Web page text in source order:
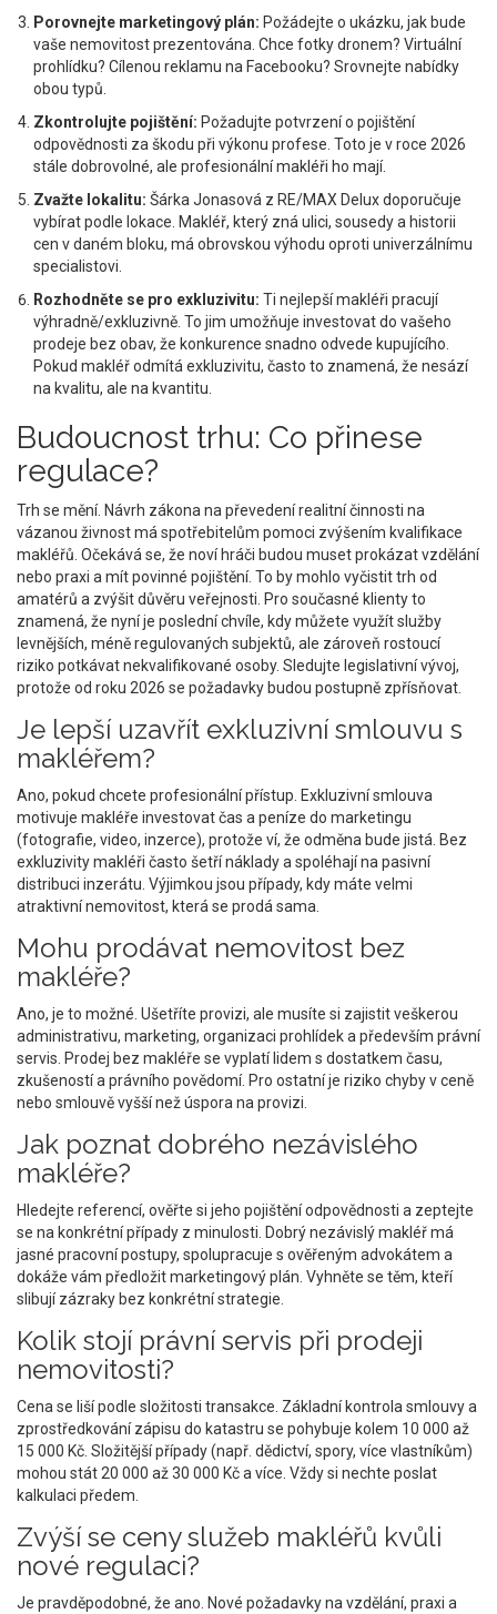
Porovnejte marketingový plán: Požádejte o ukázku, jak bude
vaše nemovitost prezentována. Chce fotky dronem? Virtuální
prohlídku? Cílenou reklamu na Facebooku? Srovnejte nabídky
obou typů.
Zkontrolujte pojištění: Požadujte potvrzení o pojištění
odpovědnosti za škodu při výkonu profese. Toto je v roce 2026
stále dobrovolné, ale profesionální makléři ho mají.
Zvažte lokalitu: Šárka Jonasová z RE/MAX Delux doporučuje
vybírat podle lokace. Makléř, který zná ulici, sousedy a historii
cen v daném bloku, má obrovskou výhodu oproti univerzálnímu
specialistovi.
Rozhodněte se pro exkluzivitu: Ti nejlepší makléři pracují
výhradně/exkluzivně. To jim umožňuje investovat do vašeho
prodeje bez obav, že konkurence snadno odvede kupujícího.
Pokud makléř odmítá exkluzivitu, často to znamená, že nesází
na kvalitu, ale na kvantitu.
Budoucnost trhu: Co přinese
regulace?
Trh se mění. Návrh zákona na převedení realitní činnosti na
vázanou živnost má spotřebitelům pomoci zvýšením kvalifikace
makléřů. Očekává se, že noví hráči budou muset prokázat vzdělání
nebo praxi a mít povinné pojištění. To by mohlo vyčistit trh od
amatérů a zvýšit důvěru veřejnosti. Pro současné klienty to
znamená, že nyní je poslední chvíle, kdy můžete využít služby
levnějších, méně regulovaných subjektů, ale zároveň rostoucí
riziko potkávat nekvalifikované osoby. Sledujte legislativní vývoj,
protože od roku 2026 se požadavky budou postupně zpřísňovat.
Je lepší uzavřít exkluzivní smlouvu s
makléřem?
Ano, pokud chcete profesionální přístup. Exkluzivní smlouva
motivuje makléře investovat čas a peníze do marketingu
(fotografie, video, inzerce), protože ví, že odměna bude jistá. Bez
exkluzivity makléři často šetří náklady a spoléhají na pasivní
distribuci inzerátu. Výjimkou jsou případy, kdy máte velmi
atraktivní nemovitost, která se prodá sama.
Mohu prodávat nemovitost bez
makléře?
Ano, je to možné. Ušetříte provizi, ale musíte si zajistit veškerou
administrativu, marketing, organizaci prohlídek a především právní
servis. Prodej bez makléře se vyplatí lidem s dostatkem času,
zkušeností a právního povědomí. Pro ostatní je riziko chyby v ceně
nebo smlouvě vyšší než úspora na provizi.
Jak poznat dobrého nezávislého
makléře?
Hledejte referencí, ověřte si jeho pojištění odpovědnosti a zeptejte
se na konkrétní případy z minulosti. Dobrý nezávislý makléř má
jasné pracovní postupy, spolupracuje s ověřeným advokátem a
dokáže vám předložit marketingový plán. Vyhněte se těm, kteří
slibují zázraky bez konkrétní strategie.
Kolik stojí právní servis při prodeji
nemovitosti?
Cena se liší podle složitosti transakce. Základní kontrola smlouvy a
zprostředkování zápisu do katastru se pohybuje kolem 10 000 až
15 000 Kč. Složitější případy (např. dědictví, spory, více vlastníkům)
mohou stát 20 000 až 30 000 Kč a více. Vždy si nechte poslat
kalkulaci předem.
Zvýší se ceny služeb makléřů kvůli
nové regulaci?
Je pravděpodobné, že ano. Nové požadavky na vzdělání, praxi a